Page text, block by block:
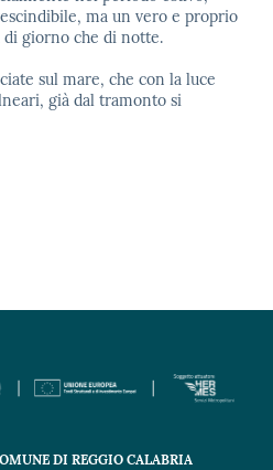
ma un vero e proprio
di giorno che di notte.
sul mare, che con la luce
già dal tramonto si
DI REGGIO CALABRIA